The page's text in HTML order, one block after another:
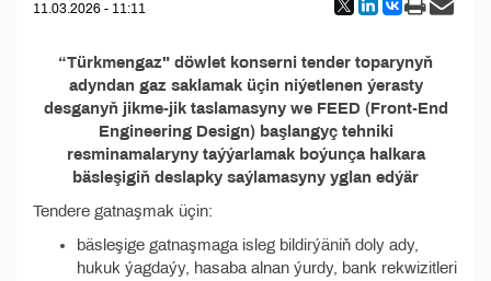
11.03.2026 - 11:11
“Türkmengaz" döwlet konserni tender toparynyň
adyndan gaz saklamak üçin niýetlenen ýerasty
desganyň jikme-jik taslamasyny we FEED (Front-End
Engineering Design) başlangyç tehniki
resminamalaryny taýýarlamak boýunça halkara
bäsleşigiň deslapky saýlamasyny yglan edýär
Tendere gatnaşmak üçin:
bäsleşige gatnaşmaga isleg bildirýäniň doly ady,
hukuk ýagdaýy, hasaba alnan ýurdy, bank rekwizitleri